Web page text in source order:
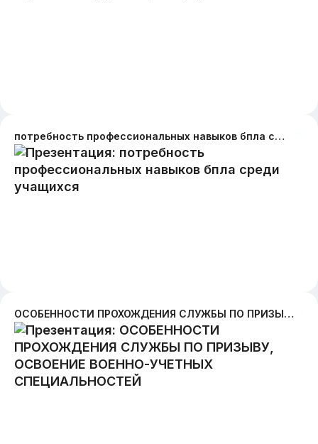
потребность профессиональных навыков бпла среди учащихся
ОСОБЕННОСТИ ПРОХОЖДЕНИЯ СЛУЖБЫ ПО ПРИЗЫВУ, ОСВОЕНИЕ ВОЕННО-УЧЕТНЫХ СПЕЦИАЛЬНОСТЕЙ